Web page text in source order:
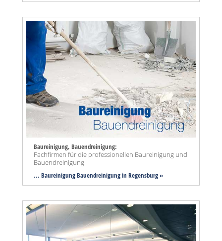
Baureinigung, Bauendreinigung:
Fachfirmen für die professionellen Baureinigung und
Bauendreinigung
... Baureinigung Bauendreinigung in Regensburg »